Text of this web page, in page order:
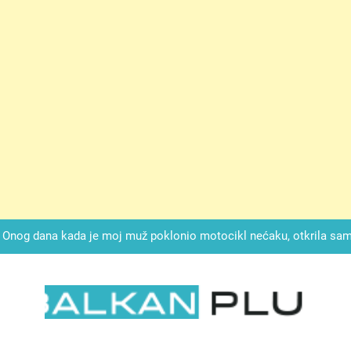
Onog dana kada je moj muž poklonio motocikl nećaku, otkrila
SAM ČAŠU: BIO JE SIN ŽENE ZA KOJU SU
mi je svekrva čupala infuziju i šaptala da umrem kako bi se
nije znala da je ispod zavoja ostao gumb koji je snimao svaku